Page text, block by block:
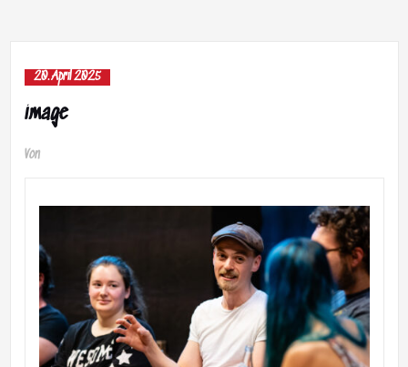
20. April 2025
image
Von